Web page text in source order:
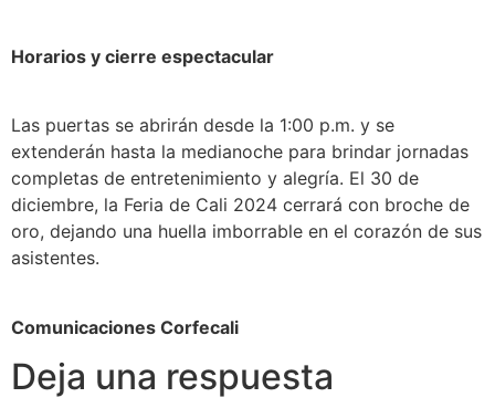
Horarios y cierre espectacular
Las puertas se abrirán desde la 1:00 p.m. y se
extenderán hasta la medianoche para brindar jornadas
completas de entretenimiento y alegría. El 30 de
diciembre, la Feria de Cali 2024 cerrará con broche de
oro, dejando una huella imborrable en el corazón de sus
asistentes.
Comunicaciones Corfecali
Deja una respuesta